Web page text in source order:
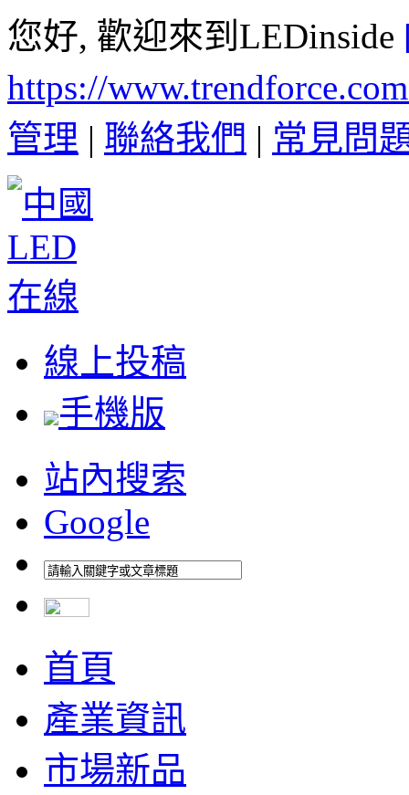
您好, 歡迎來到LEDinside
https://
管理 | 聯絡我們 | 常見問
線上投稿
手機版
站內搜索
Google
首頁
產業資訊
市場新品